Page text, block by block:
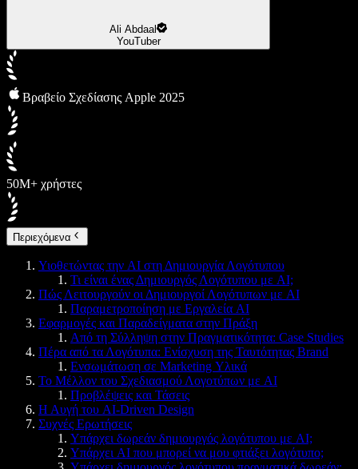
Ali Abdaal
YouTuber
Βραβείο Σχεδίασης Apple 2025
50M+ χρήστες
Περιεχόμενα
Υιοθετώντας την AI στη Δημιουργία Λογότυπου
Τι είναι ένας Δημιουργός Λογότυπου με AI;
Πώς Λειτουργούν οι Δημιουργοί Λογότυπων με AI
Παραμετροποίηση με Εργαλεία AI
Εφαρμογές και Παραδείγματα στην Πράξη
Από τη Σύλληψη στην Πραγματικότητα: Case Studies
Πέρα από τα Λογότυπα: Ενίσχυση της Ταυτότητας Brand
Ενσωμάτωση σε Marketing Υλικά
Το Μέλλον του Σχεδιασμού Λογοτύπων με AI
Προβλέψεις και Τάσεις
Η Αυγή του AI-Driven Design
Συχνές Ερωτήσεις
Υπάρχει δωρεάν δημιουργός λογότυπου με AI;
Υπάρχει AI που μπορεί να μου φτιάξει λογότυπο;